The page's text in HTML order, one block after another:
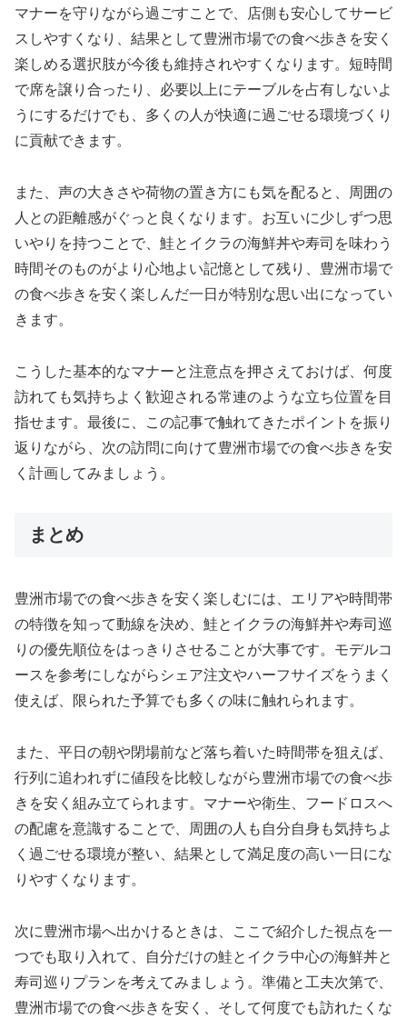
マナーを守りながら過ごすことで、店側も安心してサービ
スしやすくなり、結果として豊洲市場での食べ歩きを安く
楽しめる選択肢が今後も維持されやすくなります。短時間
で席を譲り合ったり、必要以上にテーブルを占有しないよ
うにするだけでも、多くの人が快適に過ごせる環境づくり
に貢献できます。
また、声の大きさや荷物の置き方にも気を配ると、周囲の
人との距離感がぐっと良くなります。お互いに少しずつ思
いやりを持つことで、鮭とイクラの海鮮丼や寿司を味わう
時間そのものがより心地よい記憶として残り、豊洲市場で
の食べ歩きを安く楽しんだ一日が特別な思い出になってい
きます。
こうした基本的なマナーと注意点を押さえておけば、何度
訪れても気持ちよく歓迎される常連のような立ち位置を目
指せます。最後に、この記事で触れてきたポイントを振り
返りながら、次の訪問に向けて豊洲市場での食べ歩きを安
く計画してみましょう。
まとめ
豊洲市場での食べ歩きを安く楽しむには、エリアや時間帯
の特徴を知って動線を決め、鮭とイクラの海鮮丼や寿司巡
りの優先順位をはっきりさせることが大事です。モデルコ
ースを参考にしながらシェア注文やハーフサイズをうまく
使えば、限られた予算でも多くの味に触れられます。
また、平日の朝や閉場前など落ち着いた時間帯を狙えば、
行列に追われずに値段を比較しながら豊洲市場での食べ歩
きを安く組み立てられます。マナーや衛生、フードロスへ
の配慮を意識することで、周囲の人も自分自身も気持ちよ
く過ごせる環境が整い、結果として満足度の高い一日にな
りやすくなります。
次に豊洲市場へ出かけるときは、ここで紹介した視点を一
つでも取り入れて、自分だけの鮭とイクラ中心の海鮮丼と
寿司巡りプランを考えてみましょう。準備と工夫次第で、
豊洲市場での食べ歩きを安く、そして何度でも訪れたくな